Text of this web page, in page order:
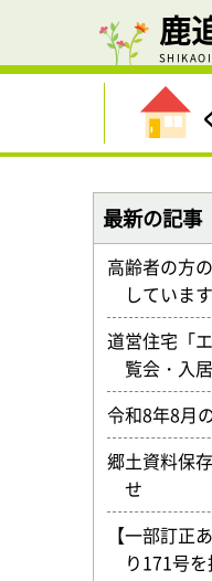
鹿
最新の記事
高齢者の方
しています
道営住宅「
覧会・入
令和8年8月
郷土資料保
せ
【一部訂正
り171号